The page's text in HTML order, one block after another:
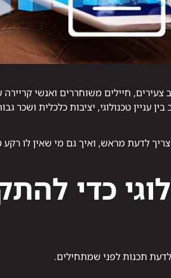
חיילים משוחררים ואנשי
טכנולוגי, יציבות כלכלית ושכר
לדעת מראש, ואיך גם מי שאין לו רקע
כדי
תכנות לפני שמתחילים.